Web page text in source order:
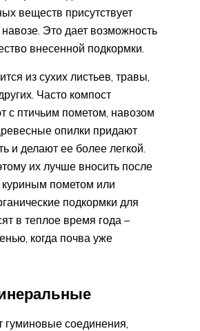
веществ присутствует
Это дает возможность
внесенной подкормки.
из сухих листьев, травы,
Часто компост
с птичьим пометом, навозом
опилки придают
и делают ее более легкой.
их лучше вносить после
пометом или
подкормки для
в теплое время года –
когда почва уже
соединения,